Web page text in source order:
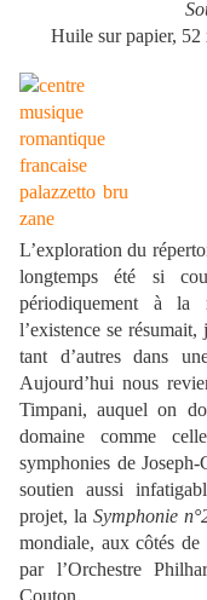
Huile sur papier,
L’exploration du
longtemps été si
périodiquement à la
l’existence se
tant d’autres dans
Aujourd’hui nous
Timpani, auquel on
domaine comme
symphonies de
soutien aussi
projet, la Symphonie
mondiale, aux côtés de
par l’Orchestre
Couton.